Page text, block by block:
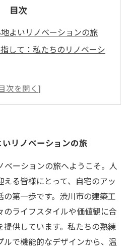
目次
よいリノベーションの旅
して：私たちのリノベーシ
イが実現するあなたの夢の
ザイン：50代のためのポイ
を彩るリノベーションのス
リノベーションの旅
ベーションの旅へようこそ。人
る皆様にとって、自宅のアッ
第一歩です。渋川市の建築工
のライフスタイルや価値観に合
供しています。私たちの熟練
ルで機能的なデザインから、温